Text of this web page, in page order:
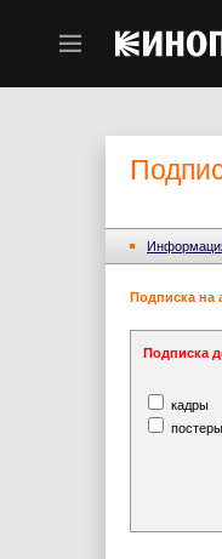
Подписка на
Подписка
кадры
постеры